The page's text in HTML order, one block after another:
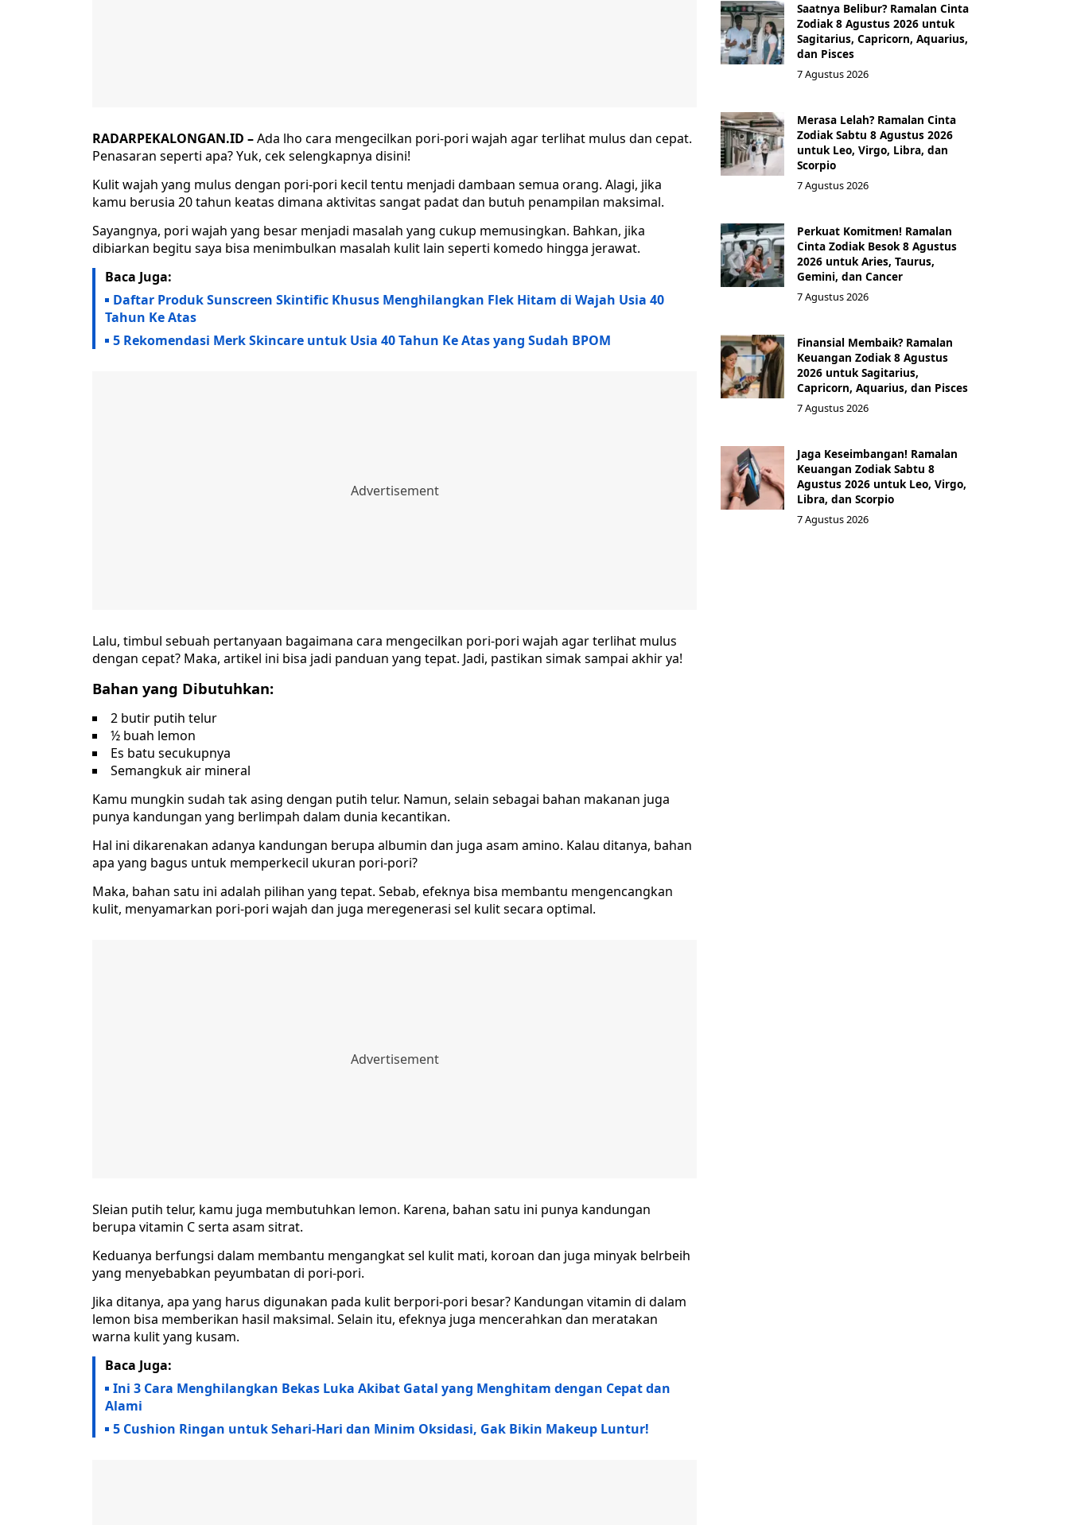
RADARPEKALONGAN.ID –Ada lho cara mengecilkan pori-pori wajah agar terlihat mulus dan cepat.
Penasaran seperti apa? Yuk, cek selengkapnya disini!
Kulit wajah yang mulus dengan pori-pori kecil tentu menjadi dambaan semua orang. Alagi, jika
kamu berusia 20 tahun keatas dimana aktivitas sangat padat dan butuh penampilan maksimal.
Sayangnya, pori wajah yang besar menjadi masalah yang cukup memusingkan. Bahkan, jika
dibiarkan begitu saya bisa menimbulkan masalah kulit lain seperti komedo hingga jerawat.
Baca Juga:
Daftar Produk Sunscreen Skintific Khusus Menghilangkan Flek Hitam di Wajah Usia 40
Tahun Ke Atas
5 Rekomendasi Merk Skincare untuk Usia 40 Tahun Ke Atas yang Sudah BPOM
Lalu, timbul sebuah pertanyaan bagaimana cara mengecilkan pori-pori wajah agar terlihat mulus
dengan cepat? Maka, artikel ini bisa jadi panduan yang tepat. Jadi, pastikan simak sampai akhir ya!
Bahan yang Dibutuhkan:
2 butir putih telur
½ buah lemon
Es batu secukupnya
Semangkuk air mineral
Kamu mungkin sudah tak asing dengan putih telur. Namun, selain sebagai bahan makanan juga
punya kandungan yang berlimpah dalam dunia kecantikan.
Hal ini dikarenakan adanya kandungan berupa albumin dan juga asam amino. Kalau ditanya, bahan
apa yang bagus untuk memperkecil ukuran pori-pori?
Maka, bahan satu ini adalah pilihan yang tepat. Sebab, efeknya bisa membantu mengencangkan
kulit, menyamarkan pori-pori wajah dan juga meregenerasi sel kulit secara optimal.
Sleian putih telur, kamu juga membutuhkan lemon. Karena, bahan satu ini punya kandungan
berupa vitamin C serta asam sitrat.
Keduanya berfungsi dalam membantu mengangkat sel kulit mati, koroan dan juga minyak belrbeih
yang menyebabkan peyumbatan di pori-pori.
Jika ditanya, apa yang harus digunakan pada kulit berpori-pori besar? Kandungan vitamin di dalam
lemon bisa memberikan hasil maksimal. Selain itu, efeknya juga mencerahkan dan meratakan
warna kulit yang kusam.
Baca Juga:
Ini 3 Cara Menghilangkan Bekas Luka Akibat Gatal yang Menghitam dengan Cepat dan
Alami
5 Cushion Ringan untuk Sehari-Hari dan Minim Oksidasi, Gak Bikin Makeup Luntur!
Saatnya Belibur? Ramalan Cinta
Zodiak 8 Agustus 2026 untuk
Sagitarius, Capricorn, Aquarius,
dan Pisces
7 Agustus 2026
Merasa Lelah? Ramalan Cinta
Zodiak Sabtu 8 Agustus 2026
untuk Leo, Virgo, Libra, dan
Scorpio
7 Agustus 2026
Perkuat Komitmen! Ramalan
Cinta Zodiak Besok 8 Agustus
2026 untuk Aries, Taurus,
Gemini, dan Cancer
7 Agustus 2026
Finansial Membaik? Ramalan
Keuangan Zodiak 8 Agustus
2026 untuk Sagitarius,
Capricorn, Aquarius, dan Pisces
7 Agustus 2026
Jaga Keseimbangan! Ramalan
Keuangan Zodiak Sabtu 8
Agustus 2026 untuk Leo, Virgo,
Libra, dan Scorpio
7 Agustus 2026